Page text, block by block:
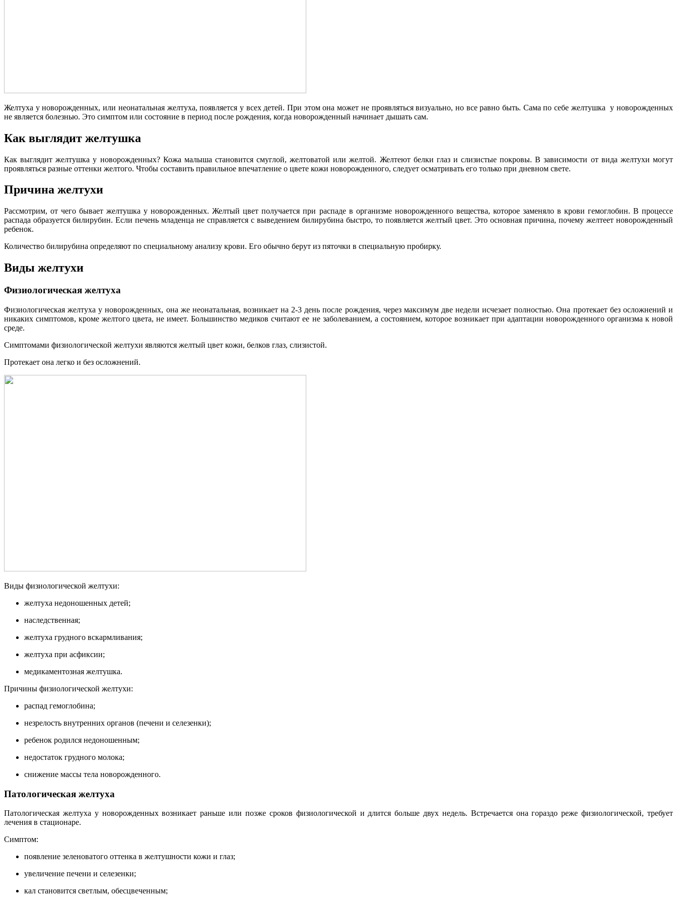
Желтуха у новорожденных, или неонатальная желтуха, появляется у всех детей. При этом она может не проявляться визуально, но все равно быть. Сама по себе желтушка у новорожденных
не является болезнью. Это симптом или состояние в период после рождения, когда новорожденный начинает дышать сам.
Как выглядит желтушка
Как выглядит желтушка у новорожденных? Кожа малыша становится смуглой, желтоватой или желтой. Желтеют белки глаз и слизистые покровы. В зависимости от вида желтухи могут
проявляться разные оттенки желтого. Чтобы составить правильное впечатление о цвете кожи новорожденного, следует осматривать его только при дневном свете.
Причина желтухи
Рассмотрим, от чего бывает желтушка у новорожденных. Желтый цвет получается при распаде в организме новорожденного вещества, которое заменяло в крови гемоглобин. В процессе
распада образуется билирубин. Если печень младенца не справляется с выведением билирубина быстро, то появляется желтый цвет. Это основная причина, почему желтеет новорожденный
ребенок.
Количество билирубина определяют по специальному анализу крови. Его обычно берут из пяточки в специальную пробирку.
Виды желтухи
Физиологическая желтуха
Физиологическая желтуха у новорожденных, она же неонатальная, возникает на 2-3 день после рождения, через максимум две недели исчезает полностью. Она протекает без осложнений и
никаких симптомов, кроме желтого цвета, не имеет. Большинство медиков считают ее не заболеванием, а состоянием, которое возникает при адаптации новорожденного организма к новой
среде.
Симптомами физиологической желтухи являются желтый цвет кожи, белков глаз, слизистой.
Протекает она легко и без осложнений.
Виды физиологической желтухи:
желтуха недоношенных детей;
наследственная;
желтуха грудного вскармливания;
желтуха при асфиксии;
медикаментозная желтушка.
Причины физиологической желтухи:
распад гемоглобина;
незрелость внутренних органов (печени и селезенки);
ребенок родился недоношенным;
недостаток грудного молока;
снижение массы тела новорожденного.
Патологическая желтуха
Патологическая желтуха у новорожденных возникает раньше или позже сроков физиологической и длится больше двух недель. Встречается она гораздо реже физиологической, требует
лечения в стационаре.
Симптом:
появление зеленоватого оттенка в желтушности кожи и глаз;
увеличение печени и селезенки;
кал становится светлым, обесцвеченным;